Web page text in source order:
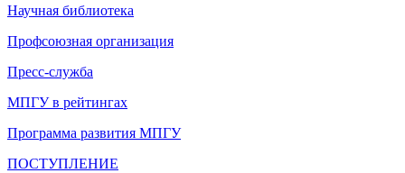
Научная библиотека
Профсоюзная организация
Пресс-служба
МПГУ в рейтингах
Программа развития МПГУ
ПОСТУПЛЕНИЕ